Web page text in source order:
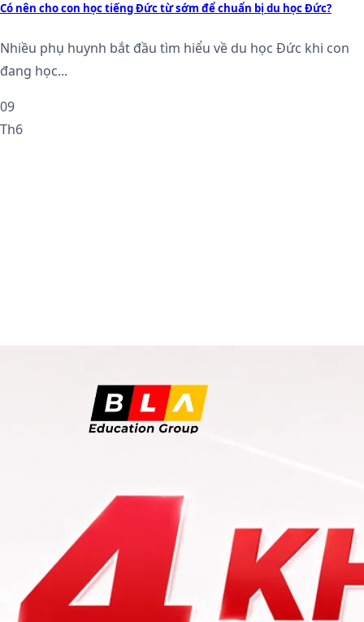
Có nên cho con học tiếng Đức từ sớm để chuẩn bị du học Đức?
Nhiều phụ huynh bắt đầu tìm hiểu về du học Đức khi con
đang học...
09
Th6